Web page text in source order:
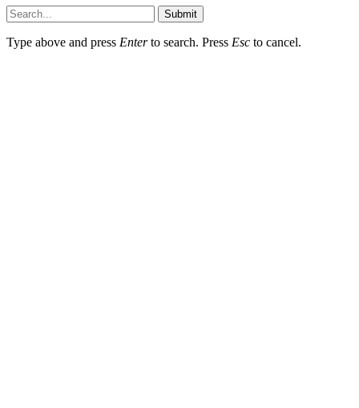
Submit
Type above and press Enterto search. Press Esc to cancel.